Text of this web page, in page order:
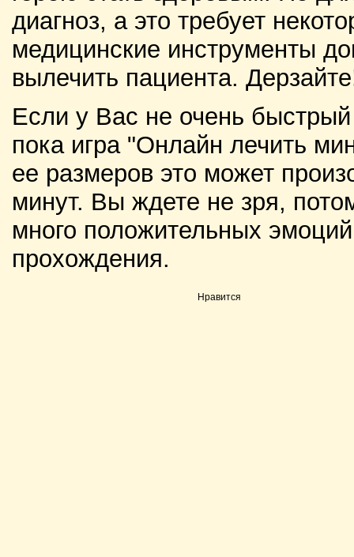
диагноз, а это требует
медицинские инструменты
вылечить пациента.
Если у Вас не очень
пока игра "Онлайн лечить
ее размеров это может
минут. Вы ждете не зря,
много положительных
прохождения.
Нравится